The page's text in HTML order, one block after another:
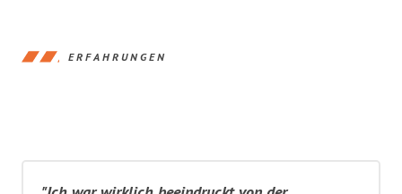
ERFAHRUNGEN